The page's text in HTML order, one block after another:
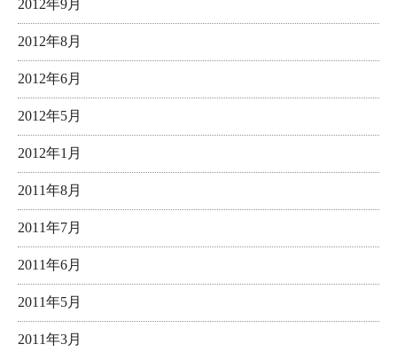
2012年9月
2012年8月
2012年6月
2012年5月
2012年1月
2011年8月
2011年7月
2011年6月
2011年5月
2011年3月